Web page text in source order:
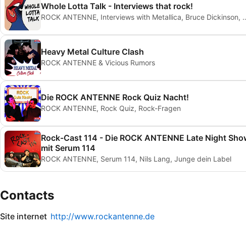
Whole Lotta Talk - Interviews that rock!
ROCK ANTENNE, Interviews with
Heavy Metal Culture Clash
ROCK ANTENNE & Vicious Rumors
Die ROCK ANTENNE Rock Quiz Nacht!
ROCK ANTENNE, Rock Quiz, Rock-Fragen
Rock-Cast 114 - Die ROCK ANTENNE Late Night
mit Serum 114
ROCK ANTENNE, Serum 114, Nils Lang, Junge dein Label
Contacts
Site internet http://www.rockantenne.de